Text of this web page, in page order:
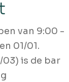
van 9:00 -
01/01.
03) is de bar